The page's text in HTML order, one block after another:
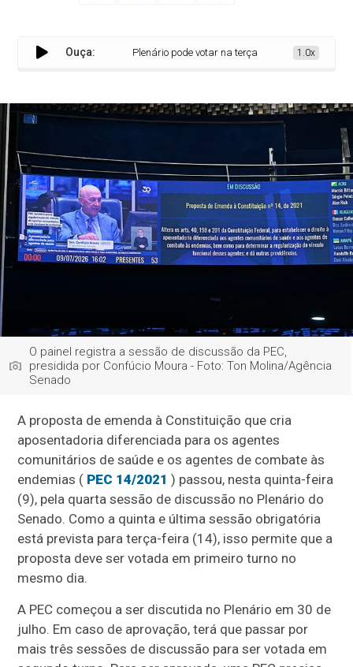
Ouça: Plenário pode votar na terça PEC dos agentes de
1.0x
O painel registra a sessão de discussão da PEC,
presidida por Confúcio Moura - Foto: Ton Molina/Agência
Senado
A proposta de emenda à Constituição que cria
aposentadoria diferenciada para os agentes
comunitários de saúde e os agentes de combate às
endemias ( PEC 14/2021 ) passou, nesta quinta-feira
(9), pela quarta sessão de discussão no Plenário do
Senado. Como a quinta e última sessão obrigatória
está prevista para terça-feira (14), isso permite que a
proposta deve ser votada em primeiro turno no
mesmo dia.
A PEC começou a ser discutida no Plenário em 30 de
julho. Em caso de aprovação, terá que passar por
mais três sessões de discussão para ser votada em